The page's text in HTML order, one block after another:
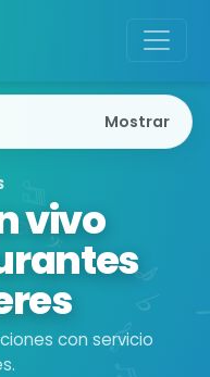
vivo
con servicio
Mostrar